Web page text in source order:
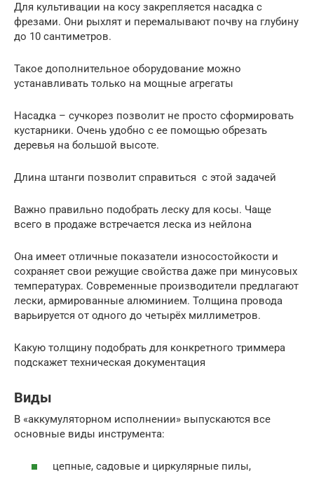
Для культивации на косу закрепляется насадка с
фрезами. Они рыхлят и перемалывают почву на глубину
до 10 сантиметров.
Такое дополнительное оборудование можно
устанавливать только на мощные агрегаты
Насадка – сучкорез позволит не просто сформировать
кустарники. Очень удобно с ее помощью обрезать
деревья на большой высоте.
Длина штанги позволит справиться с этой задачей
Важно правильно подобрать леску для косы. Чаще
всего в продаже встречается леска из нейлона
Она имеет отличные показатели износостойкости и
сохраняет свои режущие свойства даже при минусовых
температурах. Современные производители предлагают
лески, армированные алюминием. Толщина провода
варьируется от одного до четырёх миллиметров.
Какую толщину подобрать для конкретного триммера
подскажет техническая документация
Виды
В «аккумуляторном исполнении» выпускаются все
основные виды инструмента:
цепные, садовые и циркулярные пилы,